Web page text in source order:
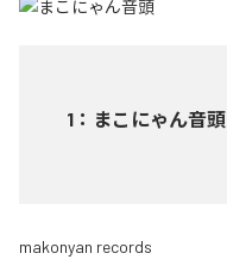
1 ： まこにゃん音頭
makonyan records